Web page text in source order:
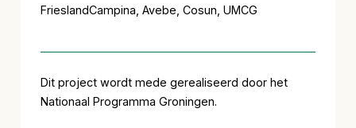
FrieslandCampina, Avebe, Cosun, UMCG
Dit project wordt mede gerealiseerd door het
Nationaal Programma Groningen.